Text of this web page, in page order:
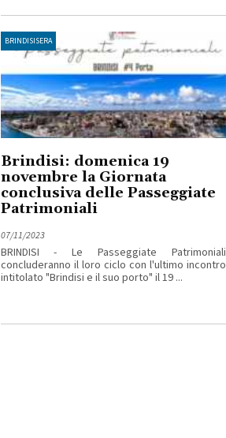
BRINDISISERA
Brindisi: domenica 19
novembre la Giornata
conclusiva delle Passeggiate
Patrimoniali
07/11/2023
BRINDISI - Le Passeggiate Patrimoniali
concluderanno il loro ciclo con l'ultimo incontro
intitolato "Brindisi e il suo porto" il 19 ...